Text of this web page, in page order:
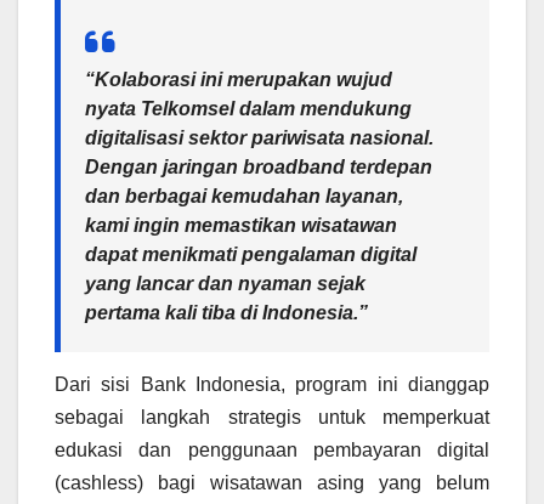
“Kolaborasi ini merupakan wujud
nyata Telkomsel dalam mendukung
digitalisasi sektor pariwisata nasional.
Dengan jaringan broadband terdepan
dan berbagai kemudahan layanan,
kami ingin memastikan wisatawan
dapat menikmati pengalaman digital
yang lancar dan nyaman sejak
pertama kali tiba di Indonesia.”
Dari sisi Bank Indonesia, program ini dianggap
sebagai langkah strategis untuk memperkuat
edukasi dan penggunaan pembayaran digital
(cashless) bagi wisatawan asing yang belum